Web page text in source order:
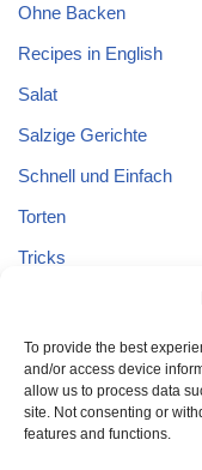
To provide the best
and/or access device
allow us to process data
site. Not consenting or
features and functions.
Ohne Backen
Recipes in English
Salat
Salzige Gerichte
Schnell und Einfach
Torten
Tricks
Uncategorized
Vegane Kuchen